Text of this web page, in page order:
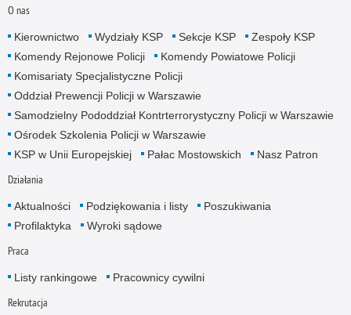
O nas
Kierownictwo Wydziały KSP Sekcje KSP
Zespoły KSP
Komendy Rejonowe Policji
Komendy Powiatowe Policji
Komisariaty Specjalistyczne Policji
Oddział Prewencji Policji w Warszawie
Samodzielny Pododdział Kontrterrorystyczny Policji w Warszawie
Ośrodek Szkolenia Policji w Warszawie
KSP w Unii Europejskiej
Pałac Mostowskich Nasz Patron
Działania
Aktualności Podziękowania i listy
Poszukiwania
Profilaktyka
Wyroki sądowe
Praca
Listy rankingowe Pracownicy cywilni
Rekrutacja